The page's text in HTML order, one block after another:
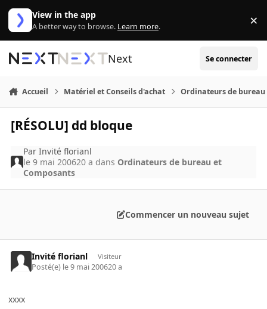
Aller au contenu
View in the app
A better way to browse. Learn more. ×
Next Se connecter
Accueil Matériel et Conseils d'achat Ordinateurs de bureau
[RÉSOLU] dd bloque
ParInvité florianl
le 9 mai 200620 a dans Ordinateurs de bureau et
Composants
Commencer un nouveau sujet
Invité florianl Visiteur
Posté(e) le 9 mai 200620 a
xxxx